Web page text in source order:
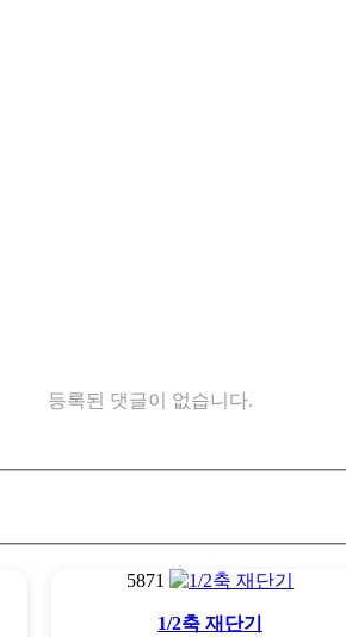
등록된 댓글이 없습니다.
5871
1/2축 재단기